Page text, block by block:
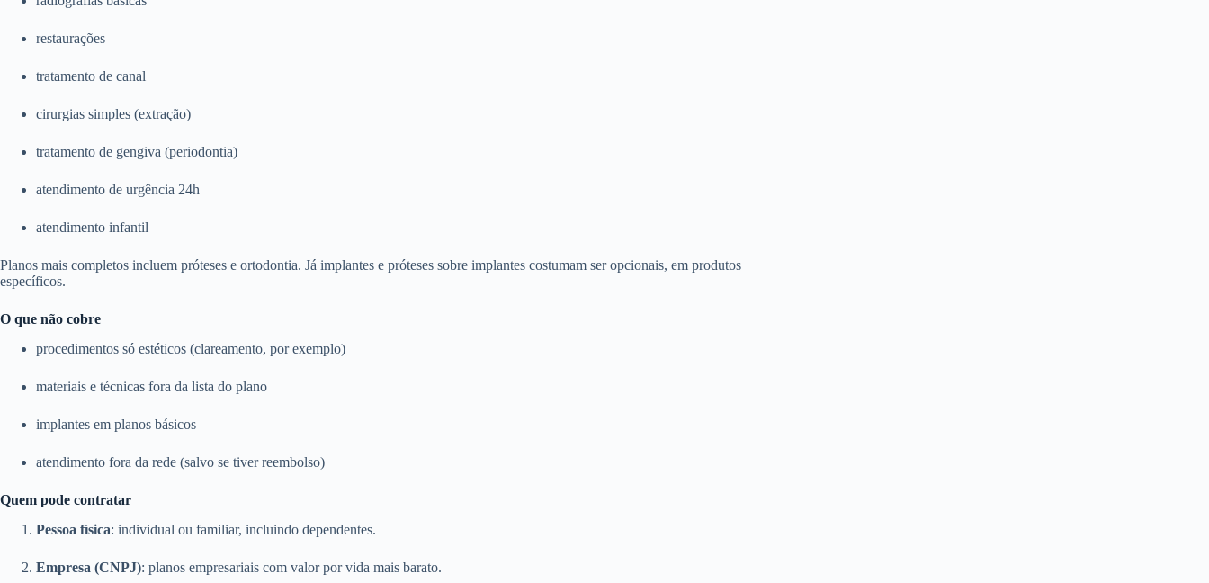
restaurações
tratamento de canal
cirurgias simples (extração)
tratamento de gengiva (periodontia)
atendimento de urgência 24h
atendimento infantil
Planos mais completos incluem próteses e ortodontia. Já implantes e próteses sobre implantes costumam ser opcionais, em produtos
específicos.
O que não cobre
procedimentos só estéticos (clareamento, por exemplo)
materiais e técnicas fora da lista do plano
implantes em planos básicos
atendimento fora da rede (salvo se tiver reembolso)
Quem pode contratar
Pessoa física: individual ou familiar, incluindo dependentes.
Empresa (CNPJ): planos empresariais com valor por vida mais barato.